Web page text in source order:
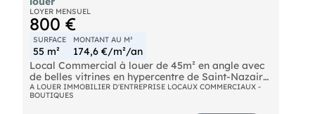
LOYER MENSUEL
800 €
SURFACE
55 m²
MONTANT AU M²
174,6 €/m²/an
Local Commercial à louer de 45m² en angle avec
de belles vitrines en hypercentre de Saint-Nazaire
Offrez à votre projet un emplacement de choix
grâce à ce local commercial très bien placé.
A LOUER IMMOBILIER D'ENTREPRISE LOCAUX COMMERCIAUX -
BOUTIQUES